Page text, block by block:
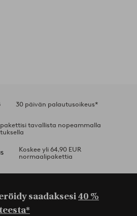
30 päivän palautusoikeus*
tavallista nopeammalla
Koskee yli 64,90 EUR
normaalipakettia
saadaksesi40 %